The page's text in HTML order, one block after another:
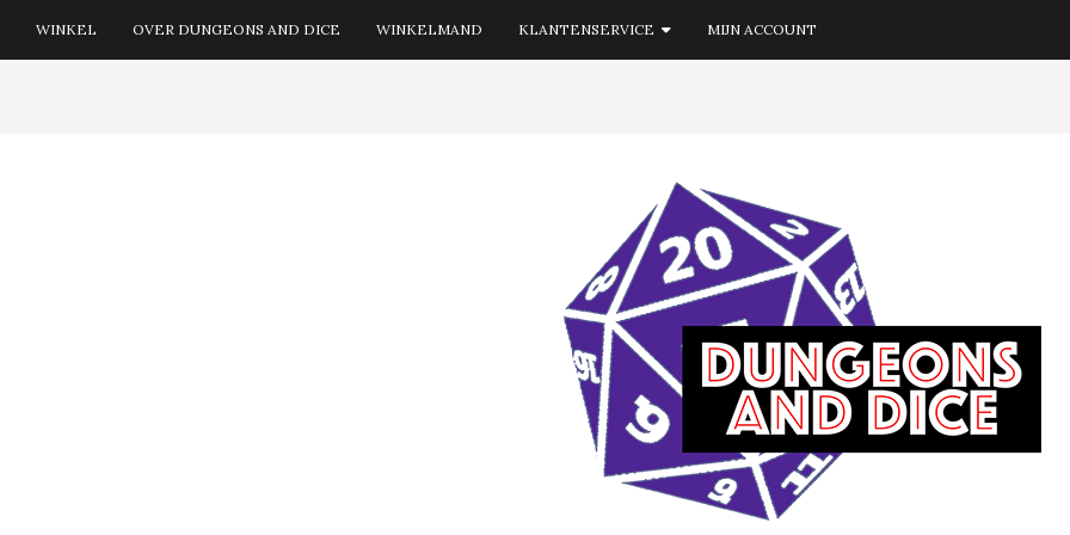
WINKEL OVER DUNGEONS AND DICE WINKELMAND KLANTENSERVICE MIJN ACCOUNT